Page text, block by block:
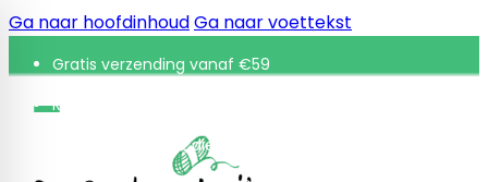
Ga naar hoofdinhoudGa naar voettekst
Gratis verzending vanaf €59
Retourneren binnen 30 dagen
De beste kwaliteit die er is